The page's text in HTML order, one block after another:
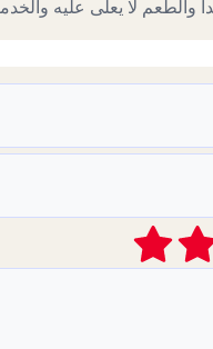
والطعم لا يعلى عليه